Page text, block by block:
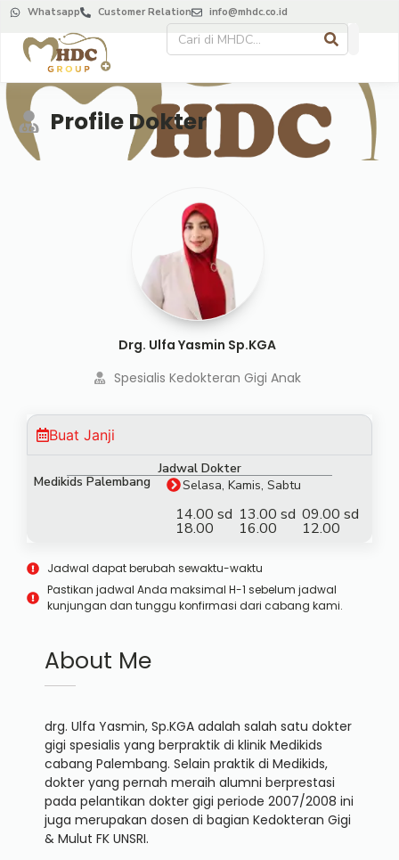
Whatsapp Customer Relation info@mhdc.co.id
Profile Dokter
Drg. Ulfa Yasmin Sp.KGA
Spesialis Kedokteran Gigi Anak
Buat Janji
Jadwal Dokter
Medikids Palembang Selasa, Kamis, Sabtu
14.00 sd
18.00
13.00 sd
16.00
09.00 sd
12.00
Jadwal dapat berubah sewaktu-waktu
Pastikan jadwal Anda maksimal H-1 sebelum jadwal
kunjungan dan tunggu konfirmasi dari cabang kami.
About Me
drg. Ulfa Yasmin, Sp.KGA adalah salah satu dokter
gigi spesialis yang berpraktik di klinik Medikids
cabang Palembang. Selain praktik di Medikids,
dokter yang pernah meraih alumni berprestasi
pada pelantikan dokter gigi periode 2007/2008 ini
juga merupakan dosen di bagian Kedokteran Gigi
& Mulut FK UNSRI.